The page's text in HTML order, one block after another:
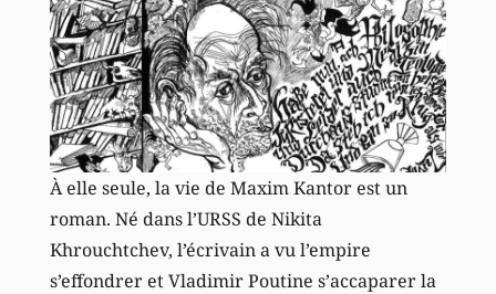
À elle seule, la vie de Maxim Kantor est un
roman. Né dans l’URSS de Nikita
Khrouchtchev, l’écrivain a vu l’empire
s’effondrer et Vladimir Poutine s’accaparer la